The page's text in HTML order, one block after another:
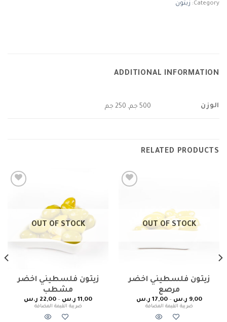
Category: زيتون
ADDITIONAL INFORMATION
الوزن 500 جم, 250 جم
RELATED PRODUCTS
OUT OF STOCK
زيتون فلسطيني اخضر
مرصع
9,00 ر.س –
17,00 ر.س
ضريبة القيمة المضافة
OUT OF STOCK
زيتون فلسطيني اخضر
مشطب
11,00 ر.س –
22,00 ر.س
ضريبة القيمة المضافة